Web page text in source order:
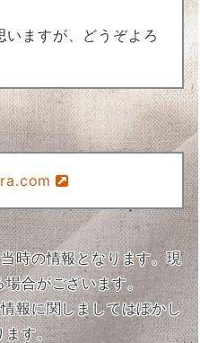
いますが、どうぞよろ
時の情報となります。現
合がございます。
報に関しましてはぼかし
ます。